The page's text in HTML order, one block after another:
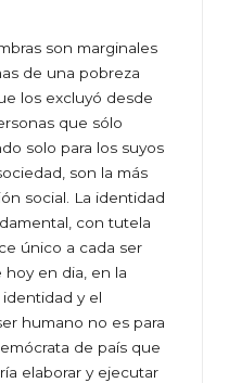
son marginales
de una pobreza
los excluyó desde
que sólo
solo para los suyos
son la más
social. La identidad
con tutela
único a cada ser
en dia, en la
y el
humano no es para
de país que
elaborar y ejecutar